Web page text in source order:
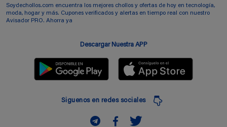
Soydechollos.com encuentra los mejores chollos y ofertas de hoy en tecnología,
moda, hogar y más. Cupones verificados y alertas en tiempo real con nuestro
Avisador PRO. Ahorra ya
Descargar Nuestra APP
Siguenos en redes sociales